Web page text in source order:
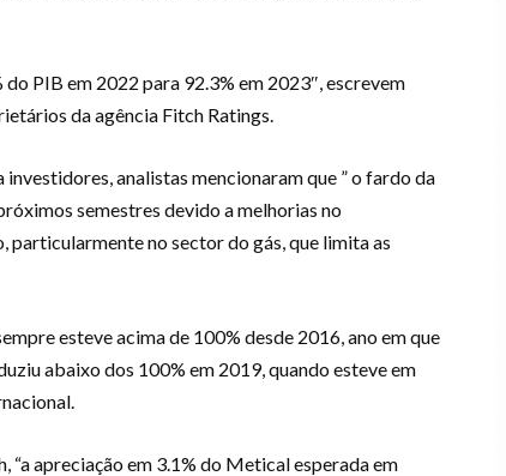
PIB em 2022 para 92.3% em 2023″, escrevem
da agência Fitch Ratings.
analistas mencionaram que ” o fardo da
semestres devido a melhorias no
no sector do gás, que limita as
esteve acima de 100% desde 2016, ano em que
abaixo dos 100% em 2019, quando esteve em
“a apreciação em 3.1% do Metical esperada em